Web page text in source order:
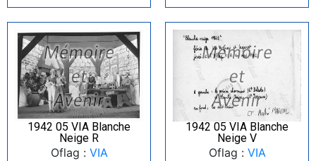
1942 05 VIA Blanche
Neige R
Oflag : VIA
1942 05 VIA Blanche
Neige V
Oflag : VIA